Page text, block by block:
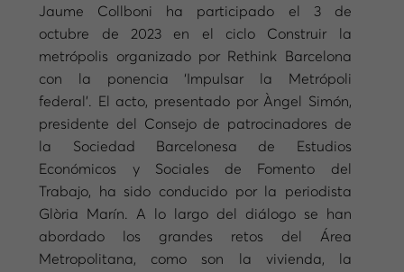
Jaume Collboni ha participado el 3 de
octubre de 2023 en el ciclo Construir la
metrópolis organizado por Rethink Barcelona
con la ponencia ‘Impulsar la Metrópoli
federal’. El acto, presentado por Àngel Simón,
presidente del Consejo de patrocinadores de
la Sociedad Barcelonesa de Estudios
Económicos y Sociales de Fomento del
Trabajo, ha sido conducido por la periodista
Glòria Marín. A lo largo del diálogo se han
abordado los grandes retos del Área
Metropolitana, como son la vivienda, la